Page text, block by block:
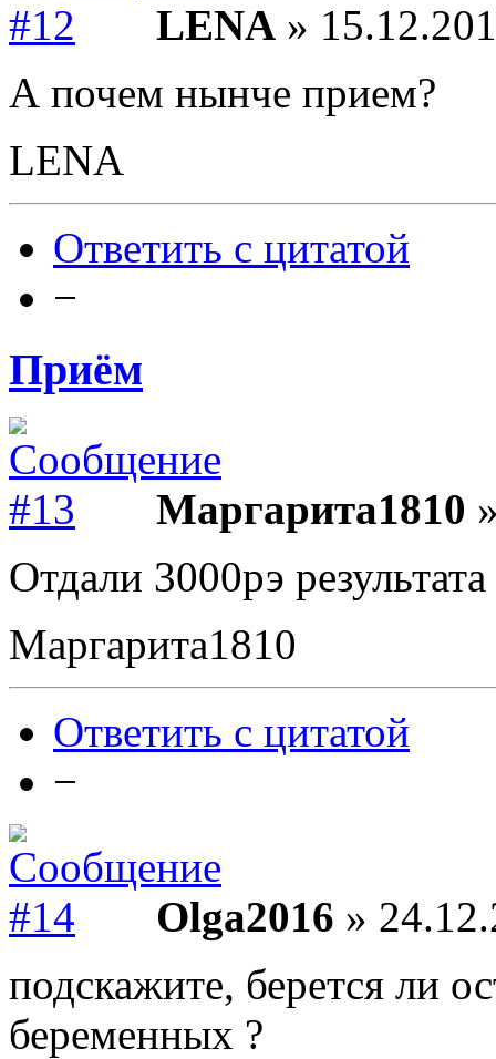
LENA »
А почем нынче прием?
LENA
Ответить с цитатой
−
Приём
Маргарита1810
Отдали 3000рэ
Маргарита1810
Ответить с цитатой
−
Olga2016 »
подскажите, берется ли
беременных ?